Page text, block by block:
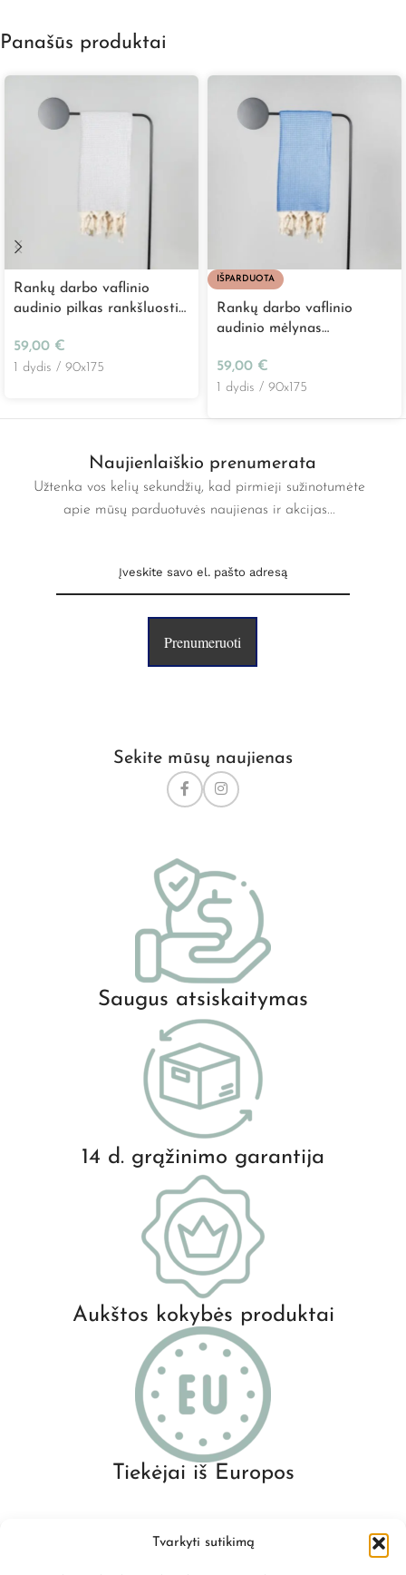
Tvarkyti sutikimą
Panašūs produktai
Rankų darbo vaflinio
audinio pilkas rankšluostis
59,00 €
1 dydis / 90x175
IŠPARDUOTA
Rankų darbo vaflinio
audinio mėlynas
59,00 €
1 dydis / 90x175
Naujienlaiškio prenumerata
Užtenka vos kelių sekundžių, kad pirmieji sužinotumėte
apie mūsų parduotuvės naujienas ir akcijas...
Prenumeruoti
Sekite mūsų naujienas
Saugus atsiskaitymas
14 d. grąžinimo garantija
Aukštos kokybės produktai
Tiekėjai iš Europos